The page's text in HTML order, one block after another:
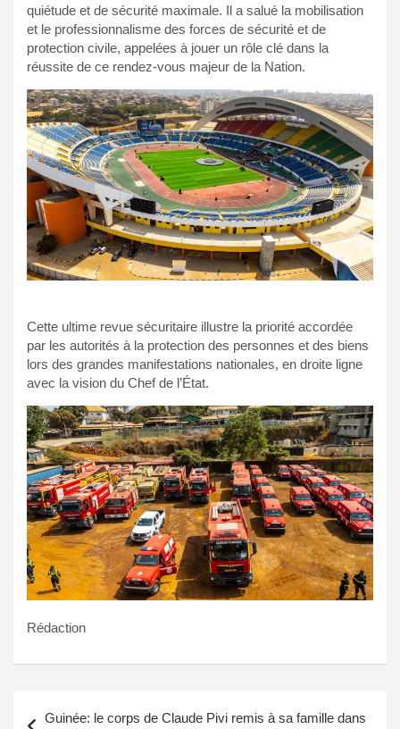
quiétude et de sécurité maximale. Il a salué la mobilisation
et le professionnalisme des forces de sécurité et de
protection civile, appelées à jouer un rôle clé dans la
réussite de ce rendez-vous majeur de la Nation.
Cette ultime revue sécuritaire illustre la priorité accordée
par les autorités à la protection des personnes et des biens
lors des grandes manifestations nationales, en droite ligne
avec la vision du Chef de l’État.
Rédaction
Guinée: le corps de Claude Pivi remis à sa famille dans